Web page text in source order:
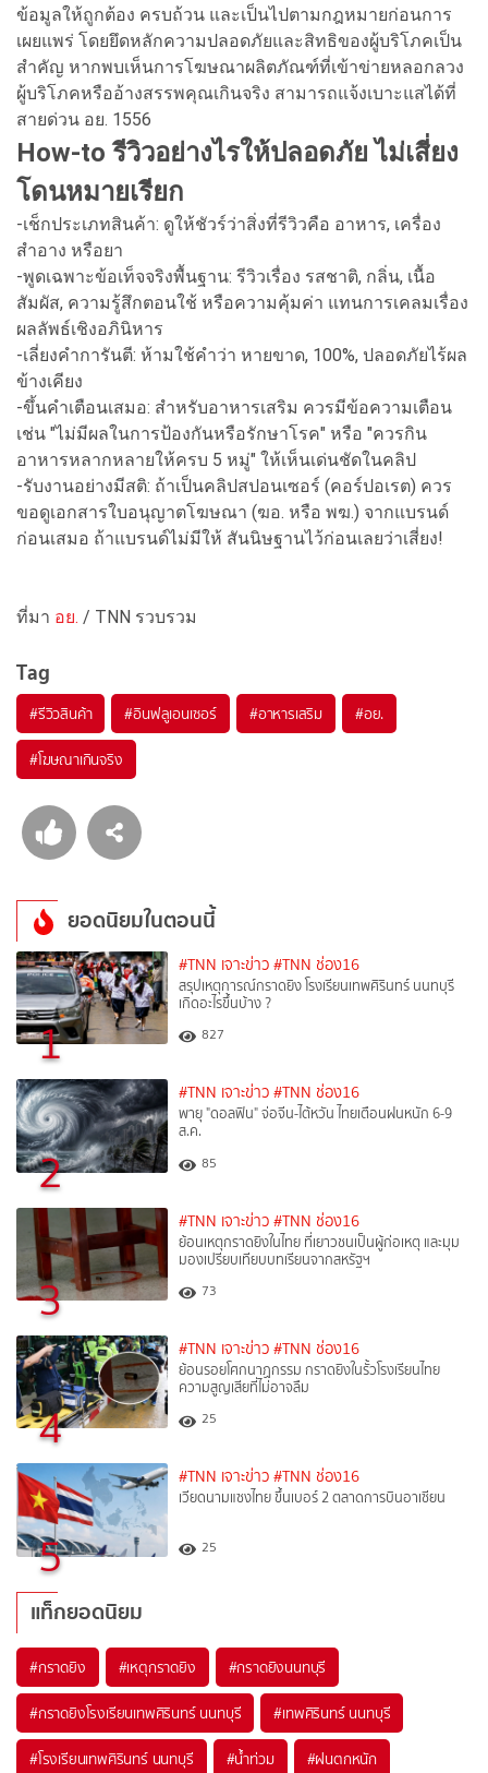
ข้อมูลให้ถูกต้อง ครบถ้วน และเป็นไปตามกฎหมายก่อนการ
เผยแพร่ โดยยึดหลักความปลอดภัยและสิทธิของผู้บริโภคเป็น
สำคัญ หากพบเห็นการโฆษณาผลิตภัณฑ์ที่เข้าข่ายหลอกลวง
ผู้บริโภคหรืออ้างสรรพคุณเกินจริง สามารถแจ้งเบาะแสได้ที่
สายด่วน อย. 1556
How-to รีวิวอย่างไรให้ปลอดภัย ไม่เสี่ยง
โดนหมายเรียก
-เช็กประเภทสินค้า: ดูให้ชัวร์ว่าสิ่งที่รีวิวคือ อาหาร, เครื่อง
สำอาง หรือยา
-พูดเฉพาะข้อเท็จจริงพื้นฐาน: รีวิวเรื่อง รสชาติ, กลิ่น, เนื้อ
สัมผัส, ความรู้สึกตอนใช้ หรือความคุ้มค่า แทนการเคลมเรื่อง
ผลลัพธ์เชิงอภินิหาร
-เลี่ยงคำการันตี: ห้ามใช้คำว่า หายขาด, 100%, ปลอดภัยไร้ผล
ข้างเคียง
-ขึ้นคำเตือนเสมอ: สำหรับอาหารเสริม ควรมีข้อความเตือน
เช่น "ไม่มีผลในการป้องกันหรือรักษาโรค" หรือ "ควรกิน
อาหารหลากหลายให้ครบ 5 หมู่" ให้เห็นเด่นชัดในคลิป
-รับงานอย่างมีสติ: ถ้าเป็นคลิปสปอนเซอร์ (คอร์ปอเรต) ควร
ขอดูเอกสารใบอนุญาตโฆษณา (ฆอ. หรือ พฆ.) จากแบรนด์
ก่อนเสมอ ถ้าแบรนด์ไม่มีให้ สันนิษฐานไว้ก่อนเลยว่าเสี่ยง!
ที่มา อย. / TNN รวบรวม
Tag
#รีวิวสินค้า #อินฟลูเอนเซอร์ #อาหารเสริม #อย.
#โฆษณาเกินจริง
ยอดนิยมในตอนนี้
1
#TNN เจาะข่าว #TNN ช่อง16
สรุปเหตุการณ์กราดยิง โรงเรียนเทพศิรินทร์ นนทบุรี
เกิดอะไรขึ้นบ้าง ?
827
2
#TNN เจาะข่าว #TNN ช่อง16
พายุ "ดอลฟิน" จ่อจีน-ไต้หวัน ไทยเตือนฝนหนัก 6-9
ส.ค.
85
3
#TNN เจาะข่าว #TNN ช่อง16
ย้อนเหตุกราดยิงในไทย ที่เยาวชนเป็นผู้ก่อเหตุ และมุม
มองเปรียบเทียบบทเรียนจากสหรัฐฯ
73
4
#TNN เจาะข่าว #TNN ช่อง16
ย้อนรอยโศกนาฏกรรม กราดยิงในรั้วโรงเรียนไทย
ความสูญเสียที่ไม่อาจลืม
25
5
#TNN เจาะข่าว #TNN ช่อง16
เวียดนามแซงไทย ขึ้นเบอร์ 2 ตลาดการบินอาเซียน
25
แท็กยอดนิยม
#กราดยิง #เหตุกราดยิง #กราดยิงนนทบุรี
#กราดยิงโรงเรียนเทพศิรินทร์ นนทบุรี #เทพศิรินทร์ นนทบุรี
#โรงเรียนเทพศิรินทร์ นนทบุรี #น้ำท่วม #ฝนตกหนัก